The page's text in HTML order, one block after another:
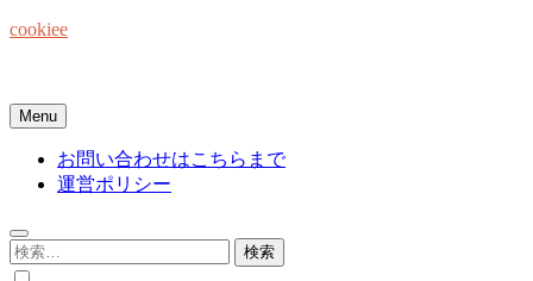
Skip
cookiee
Menu
お問い合わせはこちらまで
運営ポリシー
検
索: